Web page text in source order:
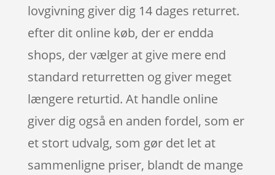
lovgivning giver dig 14 dages returret.
efter dit online køb, der er endda
shops, der vælger at give mere end
standard returretten og giver meget
længere returtid. At handle online
giver dig også en anden fordel, som er
et stort udvalg, som gør det let at
sammenligne priser, blandt de mange